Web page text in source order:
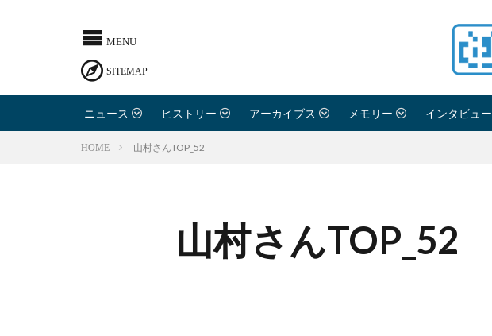
ニュース ヒストリー アーカイブス メモリー インタビュー
HOME 山村さんTOP_52
山村さんTOP_52